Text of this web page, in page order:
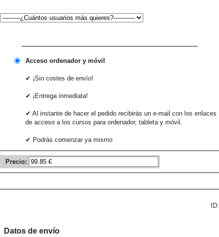
Acceso ordenador y móvil
✔ ¡Sin costes de envío!
✔ ¡Entrega inmediata!
✔ Al instante de hacer el pedido recibirás un e-mail con los enlaces
de acceso a los cursos para ordenador, tableta y móvil.
✔ Podrás comenzar ya mismo
Precio:
ID:
Datos de envío